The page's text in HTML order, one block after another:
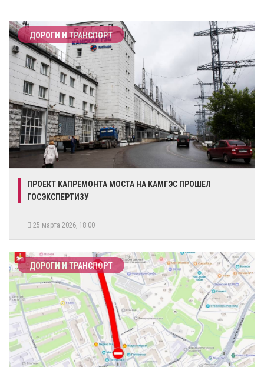
ДОРОГИ И ТРАНСПОРТ
ПРОЕКТ КАПРЕМОНТА МОСТА НА КАМГЭС ПРОШЕЛ
ГОСЭКСПЕРТИЗУ
25 марта 2026, 18:00
ДОРОГИ И ТРАНСПОРТ